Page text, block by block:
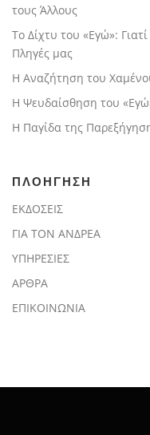
τους Άλλους
Το Δίχτυ του «Εγώ»:
Πληγές μας
Η Αναζήτηση του
Η Ψευδαίσθηση του
Η Παγίδα της
ΠΛΟΗΓΗΣΗ
ΕΚΔΟΣΕΙΣ
ΓΙΑ ΤΟΝ ΑΝΔΡΕΑ
ΥΠΗΡΕΣΙΕΣ
ΑΡΘΡΑ
ΕΠΙΚΟΙΝΩΝΙΑ